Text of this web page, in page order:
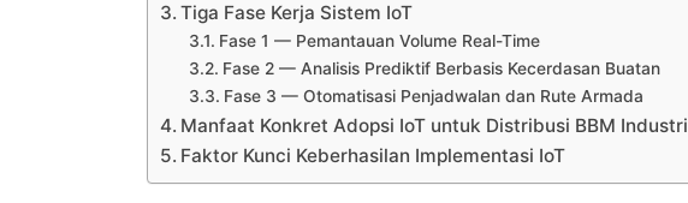
Tiga Fase Kerja Sistem IoT
Fase 1 — Pemantauan Volume Real-Time
Fase 2 — Analisis Prediktif Berbasis Kecerdasan Buatan
Fase 3 — Otomatisasi Penjadwalan dan Rute Armada
Manfaat Konkret Adopsi IoT untuk Distribusi BBM Industri
Faktor Kunci Keberhasilan Implementasi IoT